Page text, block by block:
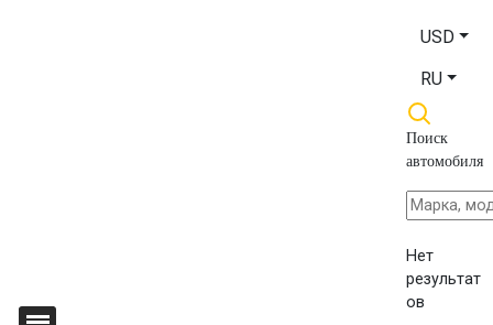
USD
RU
Поиск
автомобиля
Нет
результат
ов